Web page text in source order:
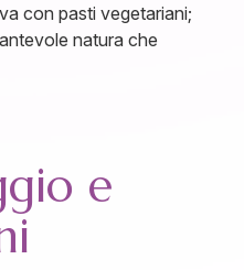
con pasti vegetariani;
natura che
e